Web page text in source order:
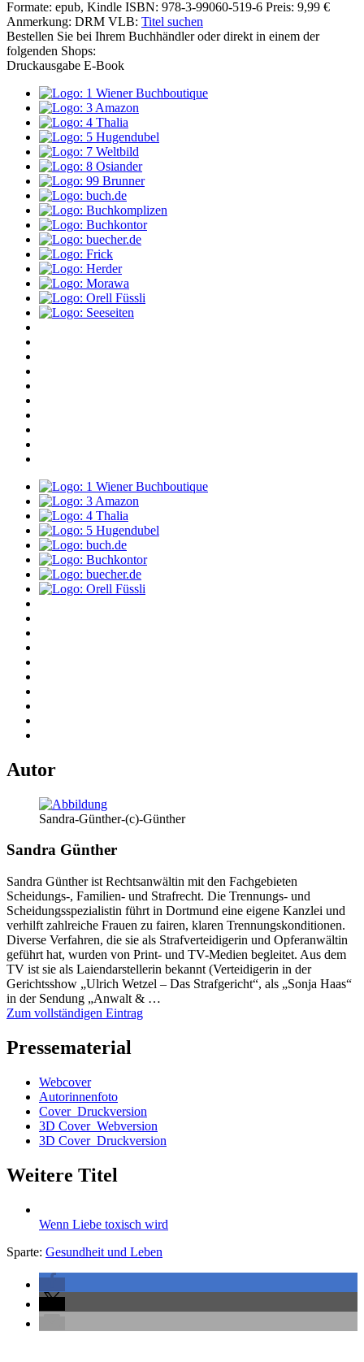
Formate: epub, Kindle ISBN: 978-3-99060-519-6 Preis: 9,99 €
Anmerkung: DRM VLB: Titel suchen
Bestellen Sie bei Ihrem Buchhändler oder direkt in einem der
folgenden Shops:
Druckausgabe E-Book
Autor
Sandra-Günther-(c)-Günther
Sandra Günther
Sandra Günther ist Rechtsanwältin mit den Fachgebieten
Scheidungs-, Familien- und Strafrecht. Die Trennungs- und
Scheidungsspezialistin führt in Dortmund eine eigene Kanzlei und
verhilft zahlreiche Frauen zu fairen, klaren Trennungskonditionen.
Diverse Verfahren, die sie als Strafverteidigerin und Opferanwältin
geführt hat, wurden von Print- und TV-Medien begleitet. Aus dem
TV ist sie als Laiendarstellerin bekannt (Verteidigerin in der
Gerichtsshow „Ulrich Wetzel – Das Strafgericht“, als „Sonja Haas“
in der Sendung „Anwalt & …
Zum vollständigen Eintrag
Pressematerial
Webcover
Autorinnenfoto
Cover_Druckversion
3D Cover_Webversion
3D Cover_Druckversion
Weitere Titel
Wenn Liebe toxisch wird
Sparte: Gesundheit und Leben